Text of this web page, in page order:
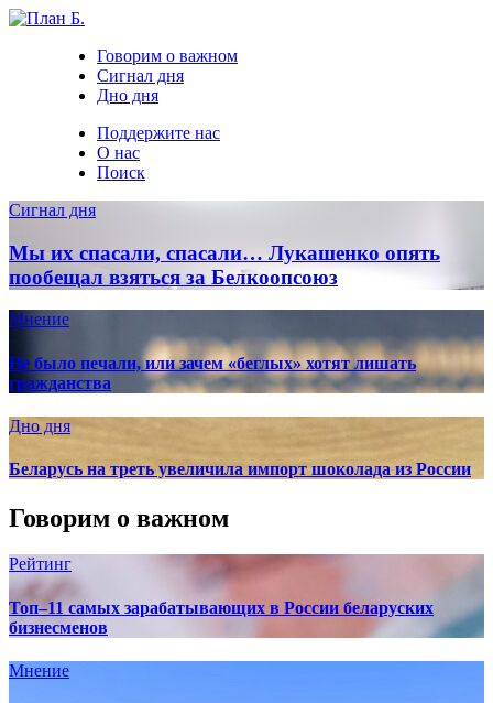
Говорим о важном
Сигнал дня
Дно дня
Поддержите нас
О нас
Поиск
Сигнал дня
Мы их спасали, спасали… Лукашенко опять
пообещал взяться за Белкоопсоюз
Мнение
Не было печали, или зачем «беглых» хотят лишать
гражданства
Дно дня
Беларусь на треть увеличила импорт шоколада из России
Говорим о важном
Рейтинг
Топ–11 самых зарабатывающих в России беларуских
бизнесменов
Мнение